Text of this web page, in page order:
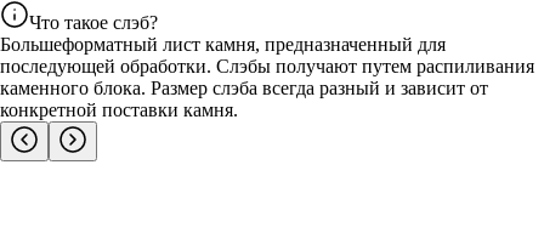
Что такое слэб?
Большеформатный лист камня, предназначенный для
последующей обработки. Слэбы получают путем распиливания
каменного блока. Размер слэба всегда разный и зависит от
конкретной поставки камня.